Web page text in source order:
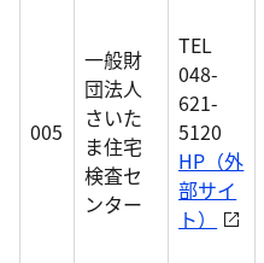
005
一般財
団法人
さいた
ま住宅
検査セ
ンター
TEL
048-
621-
5120
HP（外
部サイ
ト）